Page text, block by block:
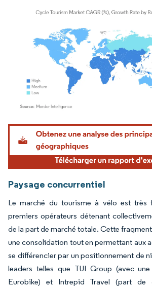
Image © Mordor Intelligence. La réutilisation
Paysage concurrentiel
Le marché du tourisme à vélo est très
premiers opérateurs détenant
de la part de marché totale. Cette
une consolidation tout en permettant aux
se différencier par un positionnement de
leaders telles que TUI Group (avec
Eurobike) et Intrepid Travel (part de